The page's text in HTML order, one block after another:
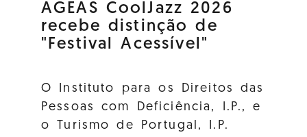
AGEAS CoolJazz 2026
recebe distinção de
"Festival Acessível"
O Instituto para os Direitos das
Pessoas com Deficiência, I.P., e
o Turismo de Portugal, I.P.